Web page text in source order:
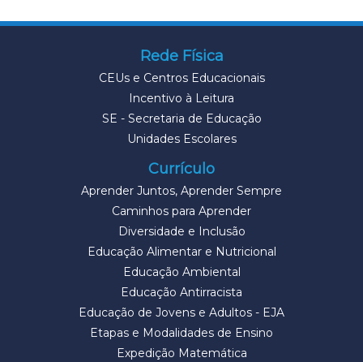
Rede Física
CEUs e Centros Educacionais
Incentivo à Leitura
SE - Secretaria de Educação
Unidades Escolares
Currículo
Aprender Juntos, Aprender Sempre
Caminhos para Aprender
Diversidade e Inclusão
Educação Alimentar e Nutricional
Educação Ambiental
Educação Antirracista
Educação de Jovens e Adultos - EJA
Etapas e Modalidades de Ensino
Expedição Matemática